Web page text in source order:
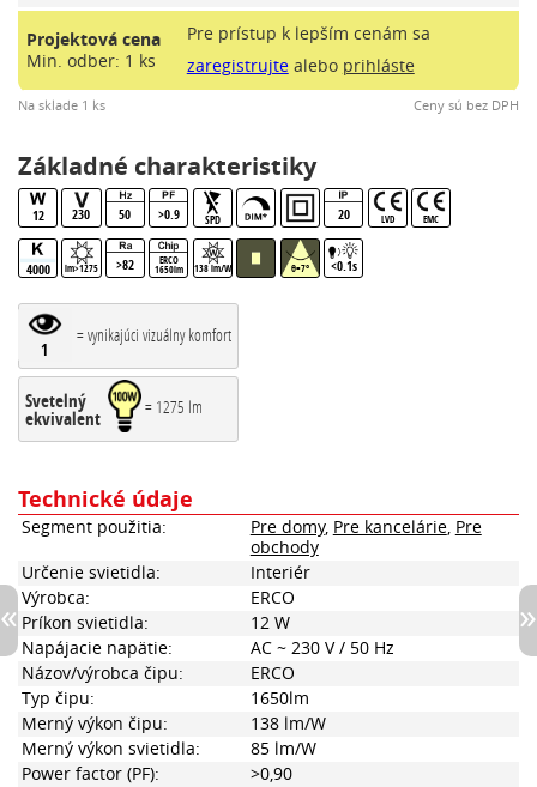
Projektová cena
Min. odber: 1 ks
Pre prístup k lepším cenám sa
zaregistrujtealebo prihláste
Na sklade 1 ks Ceny sú bez DPH
Základné charakteristiky
12 230 50 >0.9 SPD 20 LVD EMC
4000 lm>1275 >82
ERCO
1650lm
138 lm/W θ=7° <0.1s
1
= vynikajúci vizuálny komfort
Svetelný
ekvivalent = 1275 lm
Technické údaje
Segment použitia: Pre domy, Pre kancelárie, Pre
obchody
Určenie svietidla:
Interiér
Výrobca:
ERCO
Príkon svietidla:
12 W
Napájacie napätie:
AC ~ 230 V / 50 Hz
Názov/výrobca čipu:
ERCO
Typ čipu:
1650lm
Merný výkon čipu:
138 lm/W
Merný výkon svietidla:
85 lm/W
Power factor (PF):
>0,90